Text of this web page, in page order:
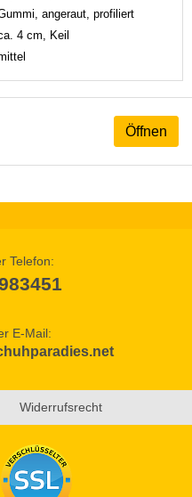
angeraut, profiliert
4 cm, Keil
Öffnen
Telefon:
E-Mail:
Widerrufsrecht